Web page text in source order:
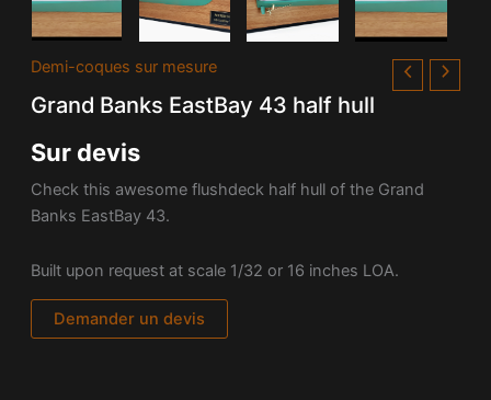
Demi-coques sur mesure
Grand Banks EastBay 43 half hull
Sur devis
Check this awesome flushdeck half hull of the Grand
Banks EastBay 43.
Built upon request at scale 1/32 or 16 inches LOA.
Demander un devis